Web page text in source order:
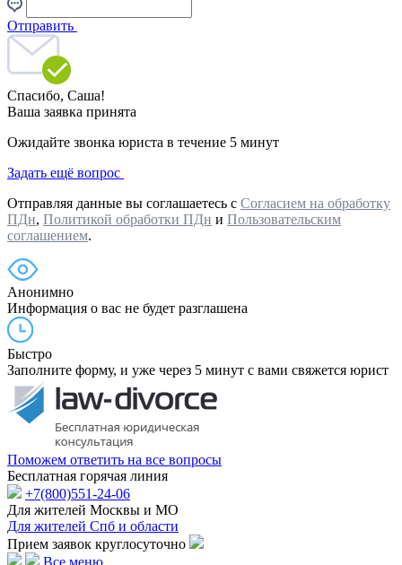
Отправить
Спасибо, Саша!
Ваша заявка принята
Ожидайте звонка юриста в течение 5 минут
Задать ещё вопрос
Отправляя данные вы соглашаетесь с Согласием на обработку
ПДн, Политикой обработки ПДн и Пользовательским
соглашением.
Анонимно
Информация о вас не будет разглашена
Быстро
Заполните форму, и уже через 5 минут с вами свяжется юрист
Поможем ответить на все вопросы
Бесплатная горячая линия
+7(800)551-24-06
Для жителей Москвы и МО
Для жителей Спб и области
Прием заявок круглосуточно
Все меню